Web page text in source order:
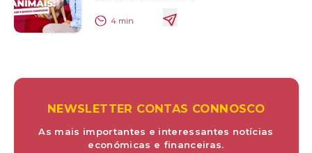
4 min
NEWSLETTER CONTAS CONNOSCO
As mais importantes e interessantes notícias
económicas e financeiras.